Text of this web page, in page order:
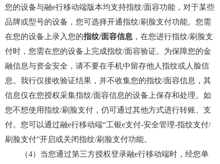
您的设备与融e行移动端版本均支持指纹/面容功能，对于某些
品牌或型号的设备，您可选择开通指纹/刷脸支付功能。您需
在您的设备上录入您的指纹/面容信息 ，在您进行指纹/刷脸支
付时，您需在您的设备上完成指纹/面容验证。为保障您的金
融信息与资金安全，请不要在手机中留存他人指纹或人脸信
息。我行仅接收验证结果，并不收集您的指纹/面容信息，其
信息仅在您授权采集指纹/面容信息的设备上保存和处理。如
您不想使用指纹/刷脸支付，仍可通过其他方式进行转账、支
付。您可以通过融e行移动端“工银e支付-安全管理-指纹支付/
刷脸支付”开启或关闭指纹/刷脸支付功能。
（4）当您通过第三方授权登录融e行移动端时，经您单